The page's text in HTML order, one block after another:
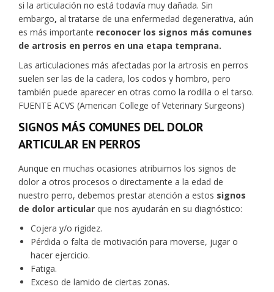
si la articulación no está todavía muy dañada. Sin
embargo, al tratarse de una enfermedad degenerativa, aún
es más importante reconocer los signos más comunes
de artrosis en perros en una etapa temprana.
Las articulaciones más afectadas por la artrosis en perros
suelen ser las de la cadera, los codos y hombro, pero
también puede aparecer en otras como la rodilla o el tarso.
FUENTE ACVS (American College of Veterinary Surgeons)
SIGNOS MÁS COMUNES DEL DOLOR
ARTICULAR EN PERROS
Aunque en muchas ocasiones atribuimos los signos de
dolor a otros procesos o directamente a la edad de
nuestro perro, debemos prestar atención a estos signos
de dolor articular que nos ayudarán en su diagnóstico:
Cojera y/o rigidez.
Pérdida o falta de motivación para moverse, jugar o
hacer ejercicio.
Fatiga.
Exceso de lamido de ciertas zonas.